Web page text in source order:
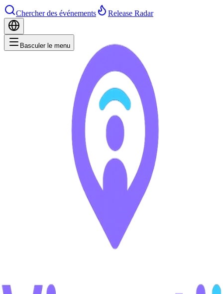
Chercher des événements Release Radar
Basculer le menu